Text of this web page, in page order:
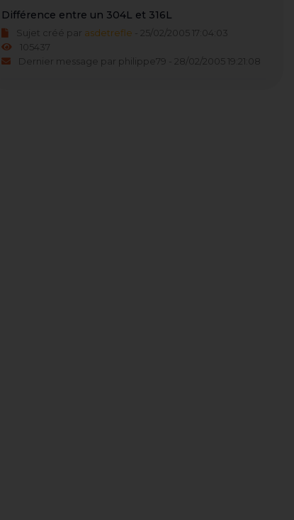
Différence entre un 304L et 316L
Sujet créé par asdetrefle - 25/02/2005 17:04:03
105437
Dernier message par philippe79 - 28/02/2005 19:21:08